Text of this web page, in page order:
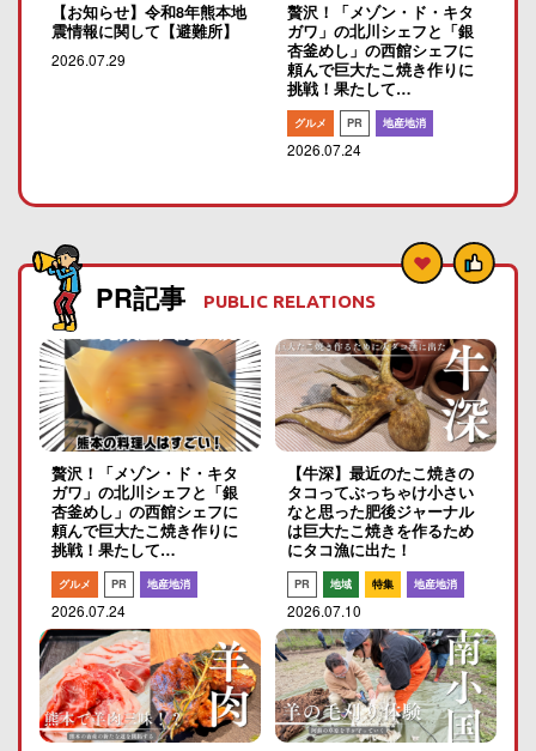
【お知らせ】令和8年熊本地
震情報に関して【避難所】
2026.07.29
贅沢！「メゾン・ド・キタ
ガワ」の北川シェフと「銀
杏釜めし」の西館シェフに
頼んで巨大たこ焼き作りに
挑戦！果たして…
グルメ PR 地産地消
2026.07.24
PR記事 PUBLIC RELATIONS
贅沢！「メゾン・ド・キタ
ガワ」の北川シェフと「銀
杏釜めし」の西館シェフに
頼んで巨大たこ焼き作りに
挑戦！果たして…
グルメ PR 地産地消
2026.07.24
【牛深】最近のたこ焼きの
タコってぶっちゃけ小さい
なと思った肥後ジャーナル
は巨大たこ焼きを作るため
にタコ漁に出た！
PR 地域 特集 地産地消
2026.07.10